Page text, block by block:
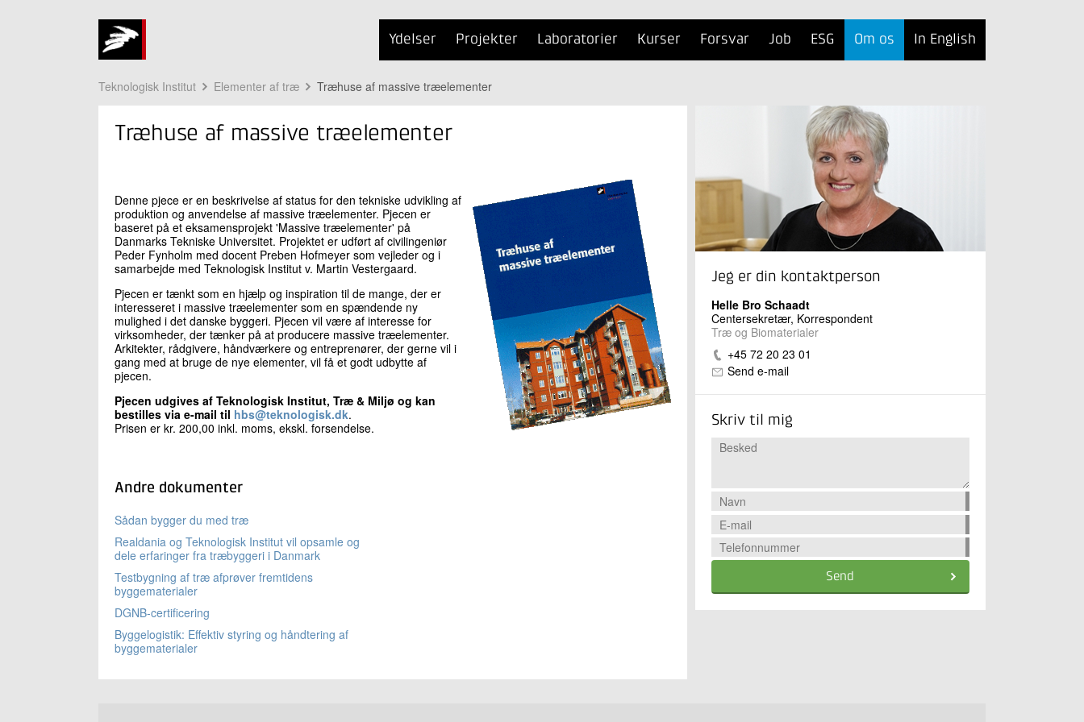
Ydelser Projekter Laboratorier Kurser Forsvar Job ESG Om os In English
Teknologisk Institut Elementer af træ Træhuse af massive træelementer
Træhuse af massive træelementer
Denne pjece er en beskrivelse af status for den tekniske udvikling af
produktion og anvendelse af massive træelementer. Pjecen er
baseret på et eksamensprojekt 'Massive træelementer' på
Danmarks Tekniske Universitet. Projektet er udført af civilingeniør
Peder Fynholm med docent Preben Hofmeyer som vejleder og i
samarbejde med Teknologisk Institut v. Martin Vestergaard.
Pjecen er tænkt som en hjælp og inspiration til de mange, der er
interesseret i massive træelementer som en spændende ny
mulighed i det danske byggeri. Pjecen vil være af interesse for
virksomheder, der tænker på at producere massive træelementer.
Arkitekter, rådgivere, håndværkere og entreprenører, der gerne vil i
gang med at bruge de nye elementer, vil få et godt udbytte af
pjecen.
Pjecen udgives af Teknologisk Institut, Træ & Miljø og kan
bestilles via e-mail til hbs@teknologisk.dk.
Prisen er kr. 200,00 inkl. moms, ekskl. forsendelse.
Andre dokumenter
Sådan bygger du med træ
Realdania og Teknologisk Institut vil opsamle og
dele erfaringer fra træbyggeri i Danmark
Testbygning af træ afprøver fremtidens
byggematerialer
DGNB-certificering
Byggelogistik: Effektiv styring og håndtering af
byggematerialer
Jeg er din kontaktperson
Helle Bro Schaadt
Centersekretær, Korrespondent
Træ og Biomaterialer
+45 72 20 23 01
Send e-mail
Skriv til mig
Send